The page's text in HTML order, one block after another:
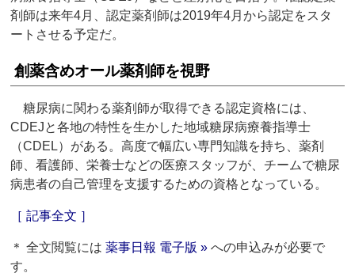
剤師は来年4月、認定薬剤師は2019年4月から認定をスタ
ートさせる予定だ。
創薬含めオール薬剤師を視野
糖尿病に関わる薬剤師が取得できる認定資格には、
CDEJと各地の特性を生かした地域糖尿病療養指導士
（CDEL）がある。高度で幅広い専門知識を持ち、薬剤
師、看護師、栄養士などの医療スタッフが、チームで糖尿
病患者の自己管理を支援するための資格となっている。
［ 記事全文 ］
＊ 全文閲覧には薬事日報 電子版 » への申込みが必要で
す。